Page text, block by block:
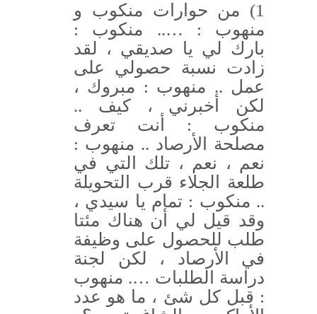
1) من حوارات منكوب و
منهوب : ….. منكوب :
بارك لي يا صديقي ، لقد
زادت نسبة حصولي على
عمل .. منهوب : مبروك ،
لكن أخبرني ، كيف ..
منكوب : أنت تعرف
مصلحة الأرصاد .. منهوب :
نعم ، نعم ، تلك التي في
طلعة الجلاء قرب التحويلة
.. منكوب : تمام يا سيدي ،
وقد قيل لي أن هناك مئتا
طلب للحصول على وظيفة
في الأرصاد ، لكن لجنة
دراسة الطلبات …. منهوب
: قبل كل شئ ، ما هو عدد